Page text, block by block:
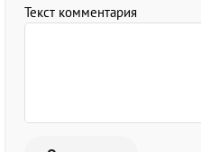
Текст комментария